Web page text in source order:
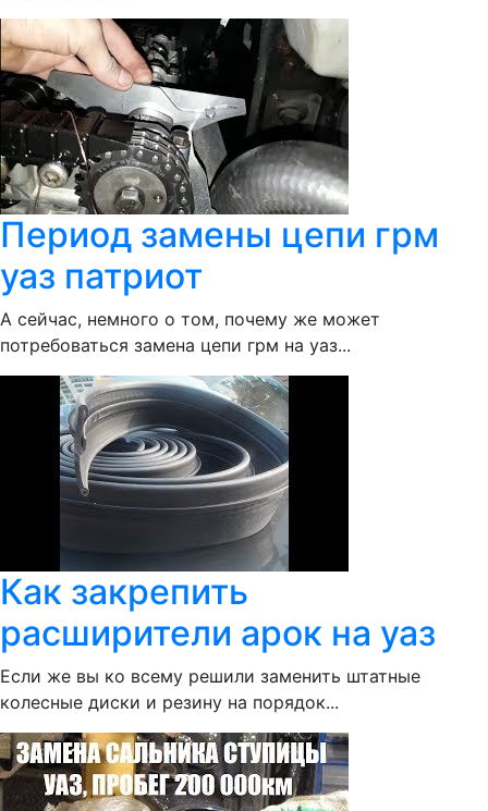
Период замены цепи грм
уаз патриот
А сейчас, немного о том, почему же может
потребоваться замена цепи грм на уаз...
Как закрепить
расширители арок на уаз
Если же вы ко всему решили заменить штатные
колесные диски и резину на порядок...